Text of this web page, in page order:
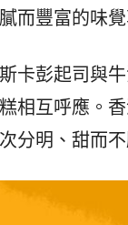
而豐富的味覺
卡彭起司與
相互呼應。
分明、甜而